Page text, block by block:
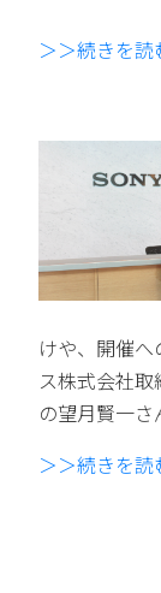
＞＞続きを読
けや、開催
ス株式会社
の望月賢一さ
＞＞続きを読